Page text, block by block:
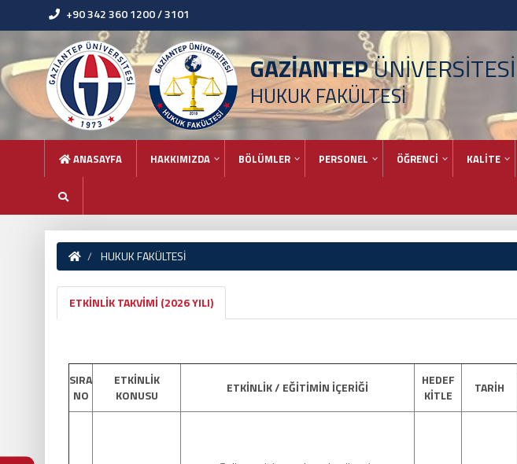
+90 342 360 1200 / 3101
GAZİANTEPÜNİVERSİTESİ
HUKUK FAKÜLTESİ
ANASAYFA HAKKIMIZDA BÖLÜMLER PERSONEL ÖĞRENCİ KALİTE
HUKUK FAKÜLTESİ
ETKİNLİK TAKVİMİ (2026 YILI)
SIRA
NO
ETKİNLİK
KONUSU
ETKİNLİK / EĞİTİMİN İÇERİĞİ
HEDEF
KİTLE
TARİH